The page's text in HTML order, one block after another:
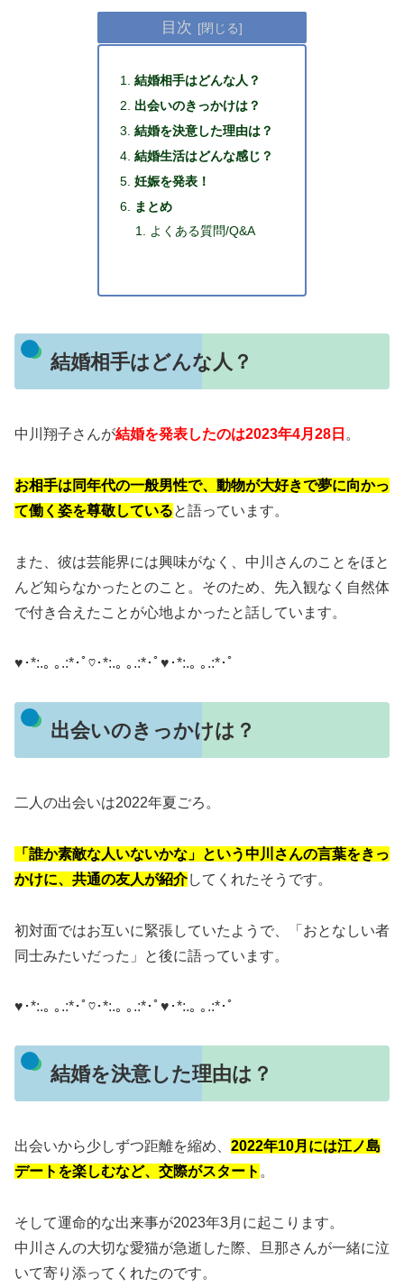
目次
結婚相手はどんな人？
出会いのきっかけは？
結婚を決意した理由は？
結婚生活はどんな感じ？
妊娠を発表！
まとめ
よくある質問/Q&A
結婚相手はどんな人？
中川翔子さんが結婚を発表したのは2023年4月28日 。
お相手は同年代の一般男性で、動物が大好きで夢に向かっ
て働く姿を尊敬していると語っています。
また、彼は芸能界には興味がなく、中川さんのことをほと
んど知らなかったとのこと。 そのため、先入観なく自然体
で付き合えたことが心地よかったと話しています。
♥･*:.｡ ｡.:*･ﾟ♡･*:.｡ ｡.:*･ﾟ♥･*:.｡ ｡.:*･ﾟ
出会いのきっかけは？
二人の出会いは2022年夏ごろ。
「誰か素敵な人いないかな」という中川さんの言葉をきっ
かけに、共通の友人が紹介してくれたそうです。
初対面ではお互いに緊張していたようで、「おとなしい者
同士みたいだった」と後に語っています。
♥･*:.｡ ｡.:*･ﾟ♡･*:.｡ ｡.:*･ﾟ♥･*:.｡ ｡.:*･ﾟ
結婚を決意した理由は？
出会いから少しずつ距離を縮め、 2022年10月には江ノ島
デートを楽しむなど、交際がスタート 。
そして運命的な出来事が2023年3月に起こります。
中川さんの大切な愛猫が急逝した際、旦那さんが一緒に泣
いて寄り添ってくれたのです。